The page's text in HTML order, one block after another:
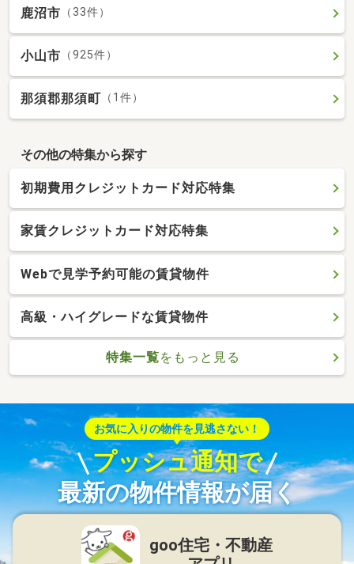
鹿沼市 （33件）
小山市 （925件）
那須郡那須町 （1件）
その他の特集から探す
初期費用クレジットカード対応特集
家賃クレジットカード対応特集
Webで見学予約可能の賃貸物件
高級・ハイグレードな賃貸物件
特集一覧をもっと見る
お気に入りの物件を見逃さない！
プッシュ通知で
最新の物件情報が届く
goo住宅・不動産